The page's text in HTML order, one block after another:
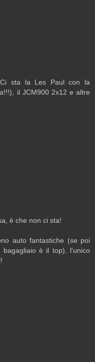
Ci sta la Les Paul con la
il JCM900 2x12 e altre
è che non ci sta!
auto fantastiche (se poi
è il top), l'unico